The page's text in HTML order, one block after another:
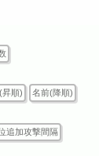
昇順) 名前(降順)
追加攻撃間隔